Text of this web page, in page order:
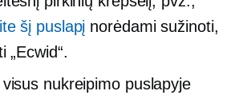
šį puslapį norėdami sužinoti,
„Ecwid“.
nukreipimo puslapyje